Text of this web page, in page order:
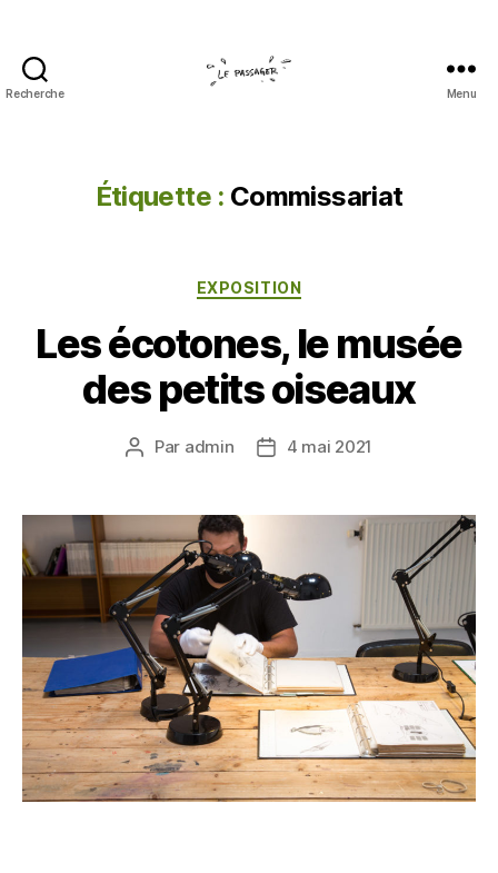
Recherche Menu
Étiquette : Commissariat
Catégories
EXPOSITION
Les écotones, le musée
des petits oiseaux
Auteur
Par admin
Date4 mai 2021